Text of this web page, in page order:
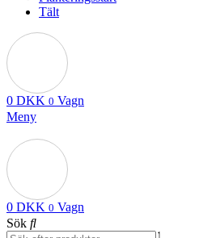
Tält
0 DKK 0 Vagn
Meny
0 DKK 0 Vagn
Sök